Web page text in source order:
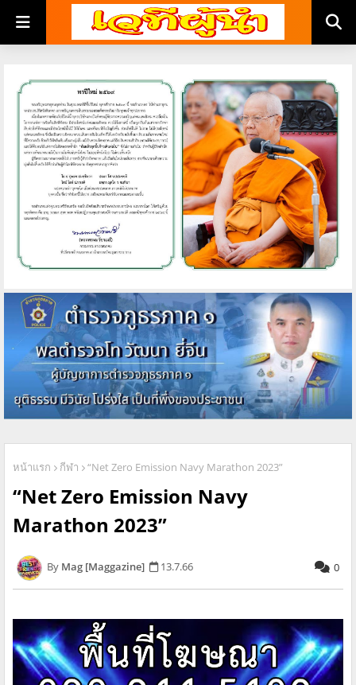
หน้าแรก กีฬา “Net Zero Emission Navy Marathon 2023”
“Net Zero Emission Navy
Marathon 2023”
Mag [Maggazine] 13.7.66 0